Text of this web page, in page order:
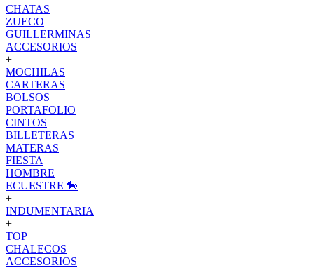
CHATAS
ZUECO
GUILLERMINAS
ACCESORIOS
+
MOCHILAS
CARTERAS
BOLSOS
PORTAFOLIO
CINTOS
BILLETERAS
MATERAS
FIESTA
HOMBRE
ECUESTRE 🐎
+
INDUMENTARIA
+
TOP
CHALECOS
ACCESORIOS